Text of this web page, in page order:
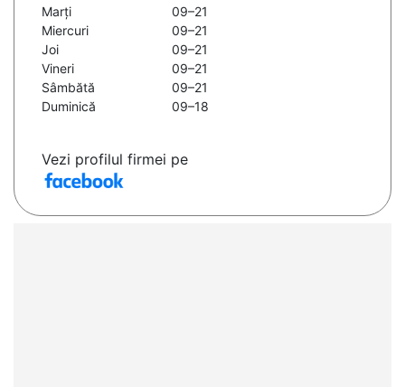
Marți
09–21
Miercuri
09–21
Joi
09–21
Vineri
09–21
Sâmbătă
09–21
Duminică
09–18
Vezi profilul firmei pe